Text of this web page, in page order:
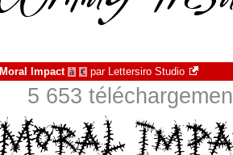
Moral Impact à € par Lettersiro Studio
5 653